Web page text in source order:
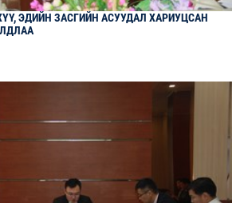
ЭДИЙН ЗАСГИЙН АСУУДАЛ ХАРИУЦСАН